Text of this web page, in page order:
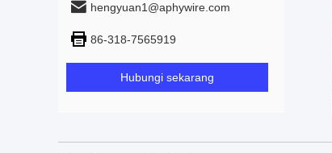
hengyuan1@aphywire.com
86-318-7565919
Hubungi sekarang